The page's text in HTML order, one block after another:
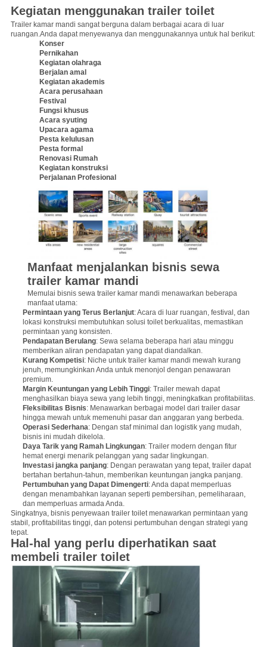
Kegiatan menggunakan trailer toilet
Trailer kamar mandi sangat berguna dalam berbagai acara di luar
ruangan.Anda dapat menyewanya dan menggunakannya untuk hal berikut:
Konser
Pernikahan
Kegiatan olahraga
Berjalan amal
Kegiatan akademis
Acara perusahaan
Festival
Fungsi khusus
Acara syuting
Upacara agama
Pesta kelulusan
Pesta formal
Renovasi Rumah
Kegiatan konstruksi
Perjalanan Profesional
Manfaat menjalankan bisnis sewa
trailer kamar mandi
Memulai bisnis sewa trailer kamar mandi menawarkan beberapa
manfaat utama:
Permintaan yang Terus Berlanjut: Acara di luar ruangan, festival, dan
lokasi konstruksi membutuhkan solusi toilet berkualitas, memastikan
permintaan yang konsisten.
Pendapatan Berulang: Sewa selama beberapa hari atau minggu
memberikan aliran pendapatan yang dapat diandalkan.
Kurang Kompetisi: Niche untuk trailer kamar mandi mewah kurang
jenuh, memungkinkan Anda untuk menonjol dengan penawaran
premium.
Margin Keuntungan yang Lebih Tinggi: Trailer mewah dapat
menghasilkan biaya sewa yang lebih tinggi, meningkatkan profitabilitas.
Fleksibilitas Bisnis: Menawarkan berbagai model dari trailer dasar
hingga mewah untuk memenuhi pasar dan anggaran yang berbeda.
Operasi Sederhana: Dengan staf minimal dan logistik yang mudah,
bisnis ini mudah dikelola.
Daya Tarik yang Ramah Lingkungan: Trailer modern dengan fitur
hemat energi menarik pelanggan yang sadar lingkungan.
Investasi jangka panjang: Dengan perawatan yang tepat, trailer dapat
bertahan bertahun-tahun, memberikan keuntungan jangka panjang.
Pertumbuhan yang Dapat Dimengerti: Anda dapat memperluas
dengan menambahkan layanan seperti pembersihan, pemeliharaan,
dan memperluas armada Anda.
Singkatnya, bisnis penyewaan trailer toilet menawarkan permintaan yang
stabil, profitabilitas tinggi, dan potensi pertumbuhan dengan strategi yang
tepat.
Hal-hal yang perlu diperhatikan saat
membeli trailer toilet